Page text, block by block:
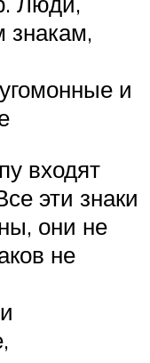
знакам,
и
входят
эти знаки
они не
не